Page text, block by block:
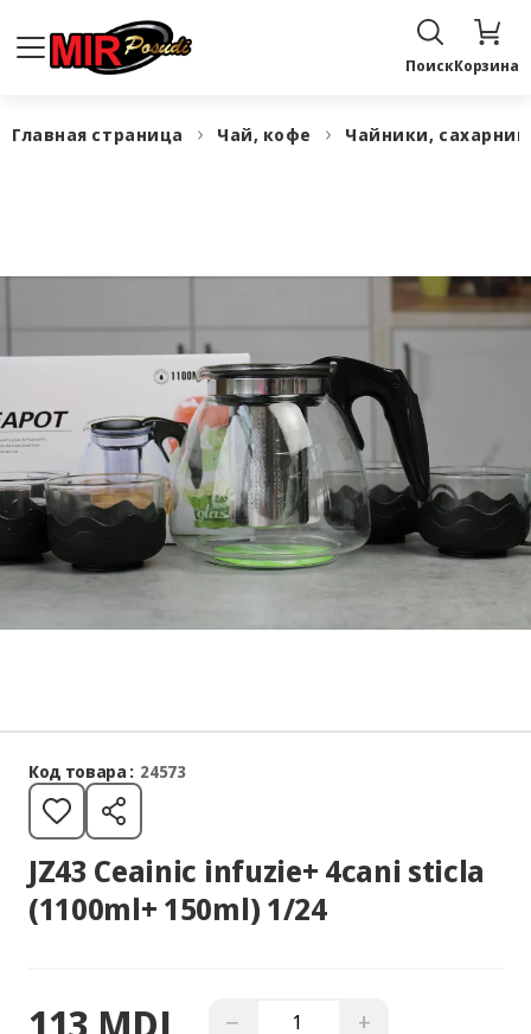
ПоискКорзина
Главная страница Чай, кофе Чайники,
Код товара : 24573
JZ43 Ceainic infuzie+ 4cani sticla
(1100ml+ 150ml) 1/24
113 MDL − +